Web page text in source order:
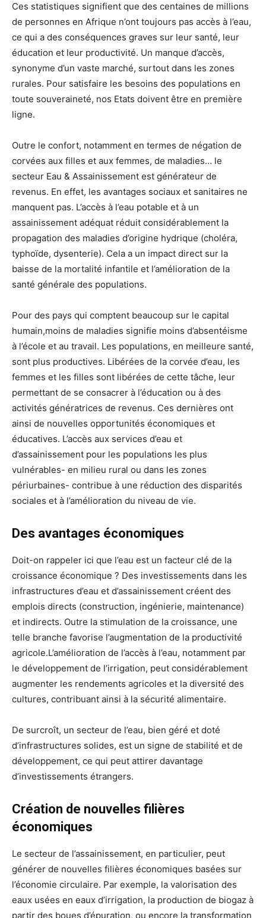
Ces statistiques signifient que des centaines de millions
de personnes en Afrique n’ont toujours pas accès à l’eau,
ce qui a des conséquences graves sur leur santé, leur
éducation et leur productivité. Un manque d’accès,
synonyme d’un vaste marché, surtout dans les zones
rurales. Pour satisfaire les besoins des populations en
toute souveraineté, nos Etats doivent être en première
ligne.
Outre le confort, notamment en termes de négation de
corvées aux filles et aux femmes, de maladies… le
secteur Eau & Assainissement est générateur de
revenus. En effet, les avantages sociaux et sanitaires ne
manquent pas. L’accès à l’eau potable et à un
assainissement adéquat réduit considérablement la
propagation des maladies d’origine hydrique (choléra,
typhoïde, dysenterie). Cela a un impact direct sur la
baisse de la mortalité infantile et l’amélioration de la
santé générale des populations.
Pour des pays qui comptent beaucoup sur le capital
humain,moins de maladies signifie moins d’absentéisme
à l’école et au travail. Les populations, en meilleure santé,
sont plus productives. Libérées de la corvée d’eau, les
femmes et les filles sont libérées de cette tâche, leur
permettant de se consacrer à l’éducation ou à des
activités génératrices de revenus. Ces dernières ont
ainsi de nouvelles opportunités économiques et
éducatives. L’accès aux services d’eau et
d’assainissement pour les populations les plus
vulnérables- en milieu rural ou dans les zones
périurbaines- contribue à une réduction des disparités
sociales et à l’amélioration du niveau de vie.
Des avantages économiques
Doit-on rappeler ici que l’eau est un facteur clé de la
croissance économique ? Des investissements dans les
infrastructures d’eau et d’assainissement créent des
emplois directs (construction, ingénierie, maintenance)
et indirects. Outre la stimulation de la croissance, une
telle branche favorise l’augmentation de la productivité
agricole.L’amélioration de l’accès à l’eau, notamment par
le développement de l’irrigation, peut considérablement
augmenter les rendements agricoles et la diversité des
cultures, contribuant ainsi à la sécurité alimentaire.
De surcroît, un secteur de l’eau, bien géré et doté
d’infrastructures solides, est un signe de stabilité et de
développement, ce qui peut attirer davantage
d’investissements étrangers.
Création de nouvelles filières
économiques
Le secteur de l’assainissement, en particulier, peut
générer de nouvelles filières économiques basées sur
l’économie circulaire. Par exemple, la valorisation des
eaux usées en eaux d’irrigation, la production de biogaz à
partir des boues d’épuration, ou encore la transformation